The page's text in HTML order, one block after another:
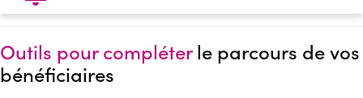
Outils pour compléterle parcours de vos
bénéficiaires